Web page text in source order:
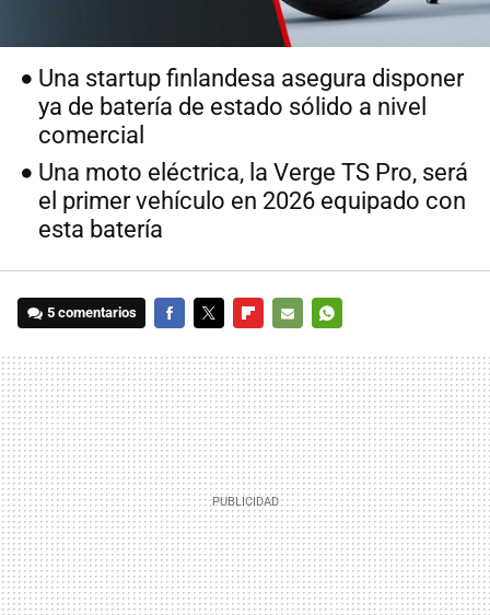
Una startup finlandesa asegura disponer
ya de batería de estado sólido a nivel
comercial
Una moto eléctrica, la Verge TS Pro, será
el primer vehículo en 2026 equipado con
esta batería
5 comentarios
MAIL